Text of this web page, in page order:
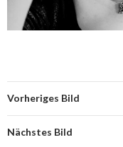
Vorheriges Bild
Nächstes Bild